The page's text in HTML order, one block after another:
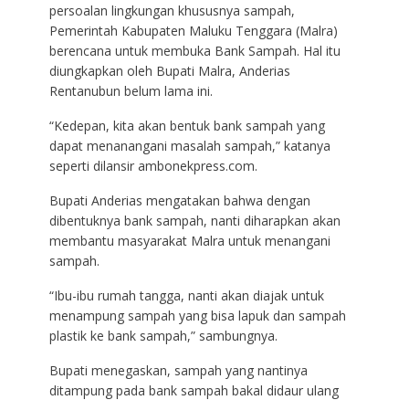
persoalan lingkungan khususnya sampah,
Pemerintah Kabupaten Maluku Tenggara (Malra)
berencana untuk membuka Bank Sampah. Hal itu
diungkapkan oleh Bupati Malra, Anderias
Rentanubun belum lama ini.
“Kedepan, kita akan bentuk bank sampah yang
dapat menanangani masalah sampah,” katanya
seperti dilansir ambonekpress.com.
Bupati Anderias mengatakan bahwa dengan
dibentuknya bank sampah, nanti diharapkan akan
membantu masyarakat Malra untuk menangani
sampah.
“Ibu-ibu rumah tangga, nanti akan diajak untuk
menampung sampah yang bisa lapuk dan sampah
plastik ke bank sampah,” sambungnya.
Bupati menegaskan, sampah yang nantinya
ditampung pada bank sampah bakal didaur ulang